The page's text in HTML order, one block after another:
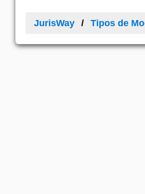
JurisWay Tipos de